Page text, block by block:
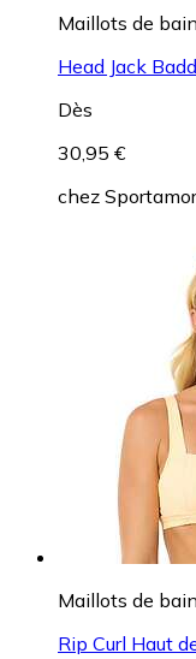
Maillots de
Head Jack
Dès
30,95 €
chez
Maillots de
Rip Curl Haut